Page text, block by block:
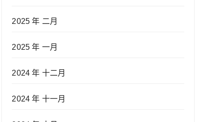
2025 年 二月
2025 年 一月
2024 年 十二月
2024 年 十一月